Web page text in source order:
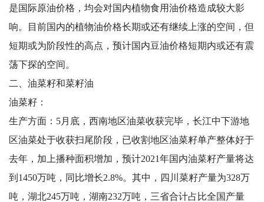
是国际原油价格，均会对国内植物食用油价格造成较大影
响。目前国内的植物油价格长期或还有继续上涨的空间，但
短期或为阶段性的高点，预计国内豆油价格短期内或还有震
荡下探的空间。
二、油菜籽和菜籽油
油菜籽：
生产方面：5月底，西南地区油菜收获完毕，长江中下游地
区油菜处于收获扫尾阶段，已收割地区油菜籽单产整体好于
去年，加上播种面积增加，预计2021年国内油菜籽产量将达
到1450万吨，同比增长2.8%。其中，四川菜籽产量为328万
吨，湖北245万吨，湖南232万吨，三省合计占比全国产量